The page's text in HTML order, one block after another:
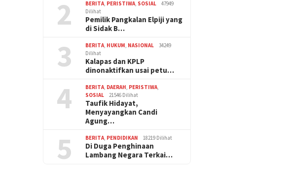
2 BERITA, PERISTIWA, SOSIAL
47949
Dilihat
Pemilik Pangkalan Elpiji yang
di Sidak B…
3 BERITA, HUKUM, NASIONAL
34249
Dilihat
Kalapas dan KPLP
dinonaktifkan usai petu…
4 BERITA, DAERAH, PERISTIWA,
SOSIAL
21546 Dilihat
Taufik Hidayat,
Menyayangkan Candi
Agung…
5 BERITA, PENDIDIKAN 18219 Dilihat
Di Duga Penghinaan
Lambang Negara Terkai…